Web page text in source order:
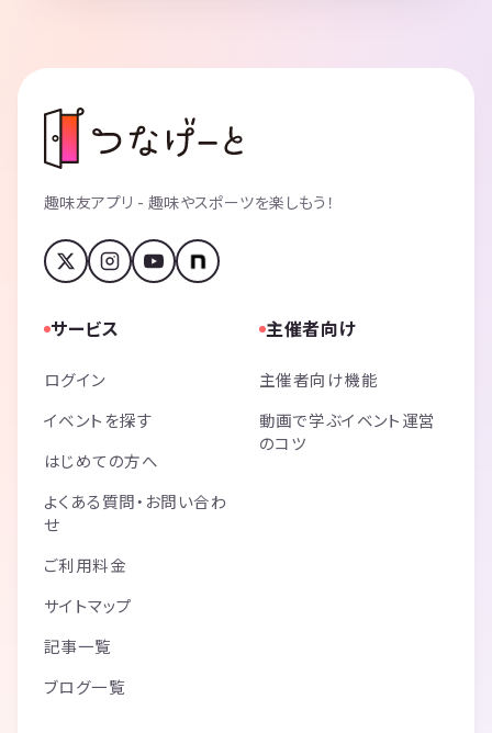
趣味友アプリ - 趣味やスポーツを楽しもう！
サービス
ログイン
イベントを探す
はじめての方へ
よくある質問・お問い合わ
せ
ご利用料金
サイトマップ
記事一覧
ブログ一覧
主催者向け
主催者向け機能
動画で学ぶイベント運営
のコツ